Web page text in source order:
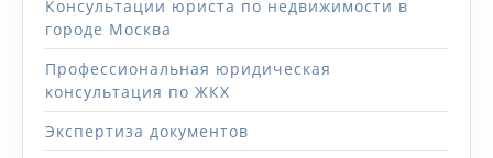
Консультации юриста по недвижимости в
городе Москва
Профессиональная юридическая
консультация по ЖКХ
Экспертиза документов